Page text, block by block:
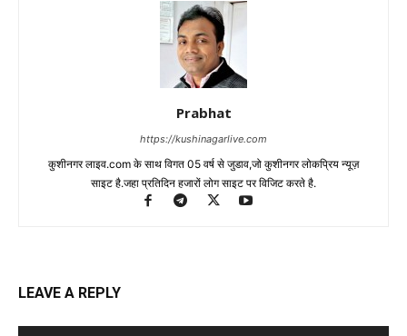
Prabhat
https://kushinagarlive.com
कुशीनगर लाइव.com के साथ विगत 05 वर्ष से जुडाव,जो कुशीनगर लोकप्रिय न्यूज़
साइट है.जहा प्रतिदिन हजारों लोग साइट पर विजिट करते है.
LEAVE A REPLY